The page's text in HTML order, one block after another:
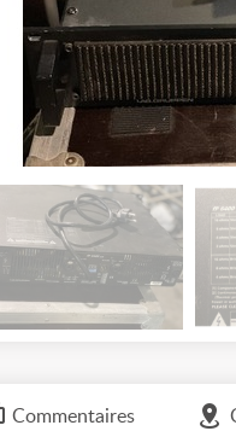
Commentaires